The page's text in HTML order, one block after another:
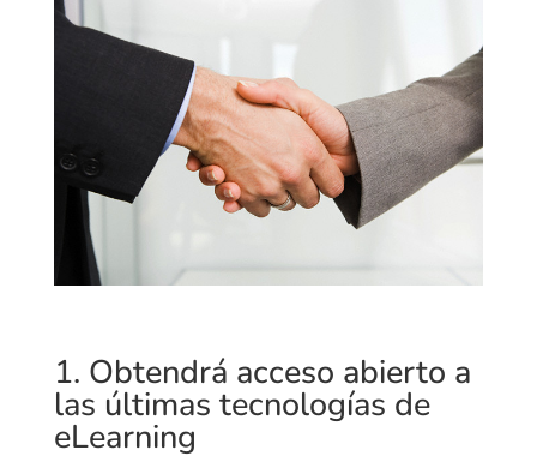
1. Obtendrá acceso abierto a
las últimas tecnologías de
eLearning